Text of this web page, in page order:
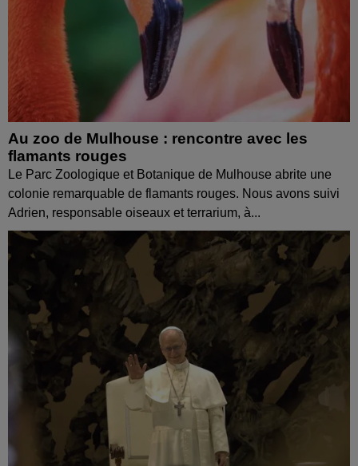
Au zoo de Mulhouse : rencontre avec les
flamants rouges
Le Parc Zoologique et Botanique de Mulhouse abrite une
colonie remarquable de flamants rouges. Nous avons suivi
Adrien, responsable oiseaux et terrarium, à...